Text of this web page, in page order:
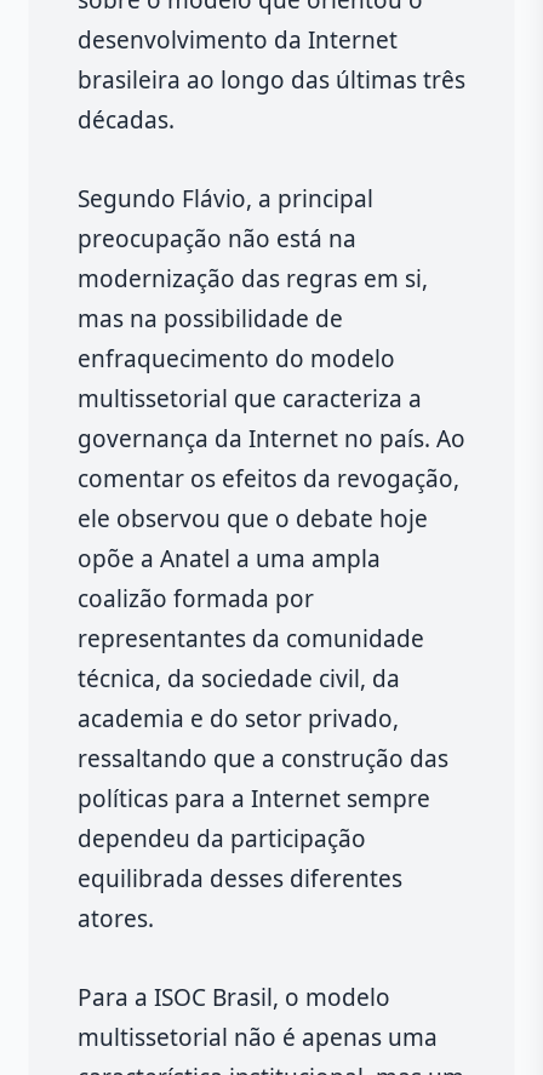
desenvolvimento da Internet
brasileira ao longo das últimas três
décadas.
Segundo Flávio, a principal
preocupação não está na
modernização das regras em si,
mas na possibilidade de
enfraquecimento do modelo
multissetorial que caracteriza a
governança da Internet no país. Ao
comentar os efeitos da revogação,
ele observou que o debate hoje
opõe a Anatel a uma ampla
coalizão formada por
representantes da comunidade
técnica, da sociedade civil, da
academia e do setor privado,
ressaltando que a construção das
políticas para a Internet sempre
dependeu da participação
equilibrada desses diferentes
atores.
Para a ISOC Brasil, o modelo
multissetorial não é apenas uma